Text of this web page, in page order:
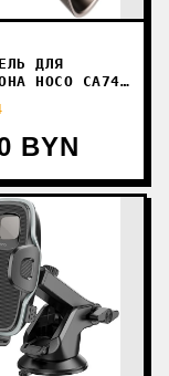
ДЛЯ
HOCO CA74
BYN